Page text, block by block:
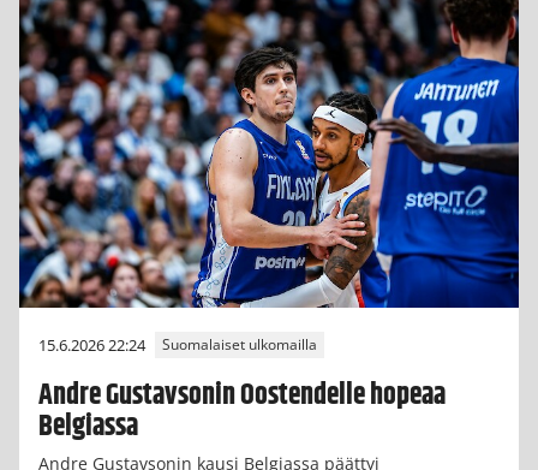
15.6.2026 22:24 Suomalaiset ulkomailla
Andre Gustavsonin Oostendelle hopeaa
Belgiassa
Andre Gustavsonin kausi Belgiassa päättyi